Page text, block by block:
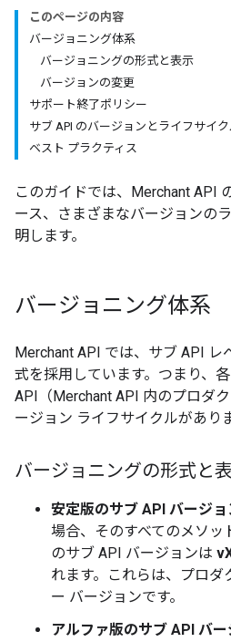
このページの内容
バージョニング体系
バージョニングの形式と表示
バージョンの変更
サポート終了ポリシー
サブ API のバージョンとライフサイ
ベスト プラクティス
このガイドでは、Merchant API
ース、さまざまなバージョンの
明します。
バージョニング体系
Merchant API では、サブ API レ
式を採用しています。つまり、
API（Merchant API 内のプロダ
ージョン ライフサイクルがありま
バージョニングの形式と
安定版のサブ API バージョ
場合、そのすべてのメソッ
のサブ API バージョンは
れます。これらは、プロダ
ー バージョンです。
アルファ版のサブ API バ